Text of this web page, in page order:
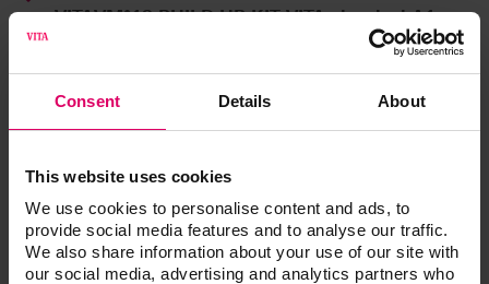
Consent Details About
This website uses cookies
We use cookies to personalise content and ads, to
provide social media features and to analyse our traffic.
We also share information about your use of our site with
our social media, advertising and analytics partners who
VITAVM®13 BUILD UP KIT VITA classical A1-
Coffret d'essai pour les premiers tests